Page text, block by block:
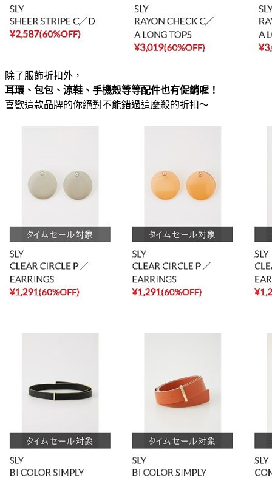
除了服飾折扣外，
耳環、包包、涼鞋、手機殼等等配件也有促銷喔！
喜歡這款品牌的你絕對不能錯過這麼殺的折扣～